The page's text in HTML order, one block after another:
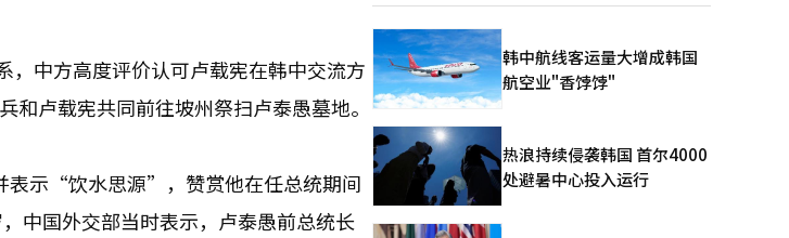
，中方高度评价认可卢载宪在韩中交流方
卢载宪共同前往坡州祭扫卢泰愚墓地。
表示“饮水思源”，赞赏他在任总统期间
中国外交部当时表示，卢泰愚前总统长
版
韩中航线客运量大增成韩国
航空业"香饽饽"
热浪持续侵袭韩国 首尔4000
处避暑中心投入运行